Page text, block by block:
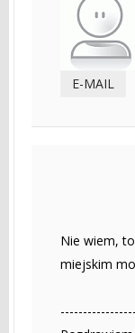
E-MAIL
Nie wiem,
miejskim